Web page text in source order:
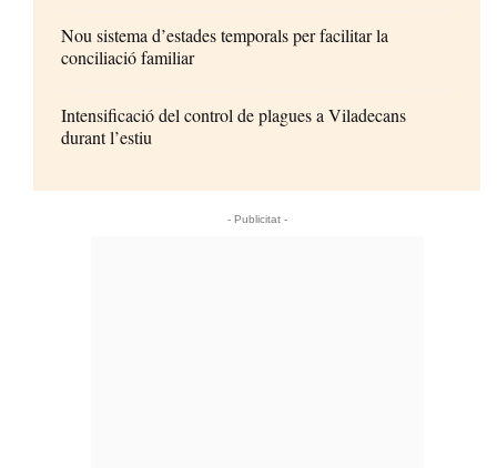
Nou sistema d’estades temporals per facilitar la
conciliació familiar
Intensificació del control de plagues a Viladecans
durant l’estiu
- Publicitat -